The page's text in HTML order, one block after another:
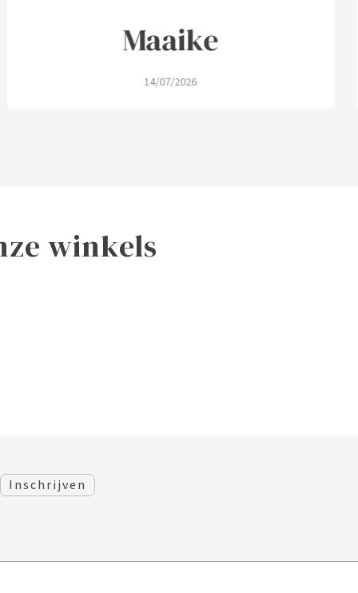
Maaike
14/07/2026
winkels